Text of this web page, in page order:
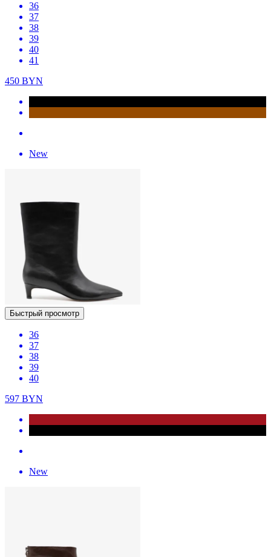
36
37
38
39
40
41
450 BYN
New
Быстрый просмотр
36
37
38
39
40
597 BYN
New